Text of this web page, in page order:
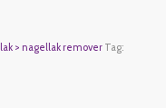
> nagellak remover Tag: